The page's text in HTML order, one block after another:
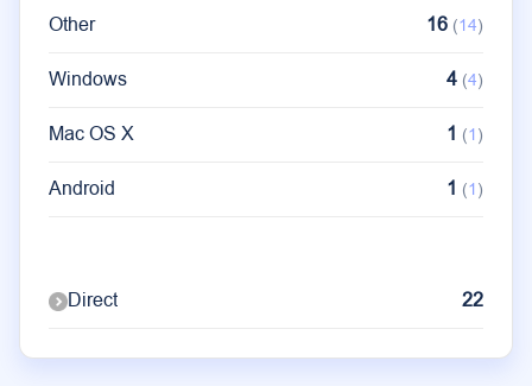
Other 16 (14)
Windows 4 (4)
Mac OS X 1 (1)
Android 1 (1)
Direct 22